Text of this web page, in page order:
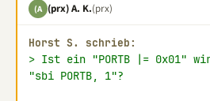
(A (prx) A. K.(prx)
Horst S. schrieb:
> Ist ein "PORTB |= 0x01"
"sbi PORTB, 1"?